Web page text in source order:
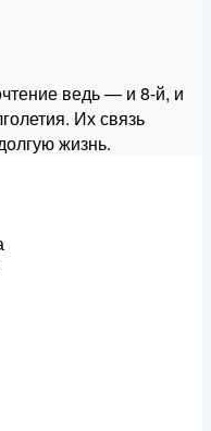
ведь — и 8-й, и
Их связь
жизнь.